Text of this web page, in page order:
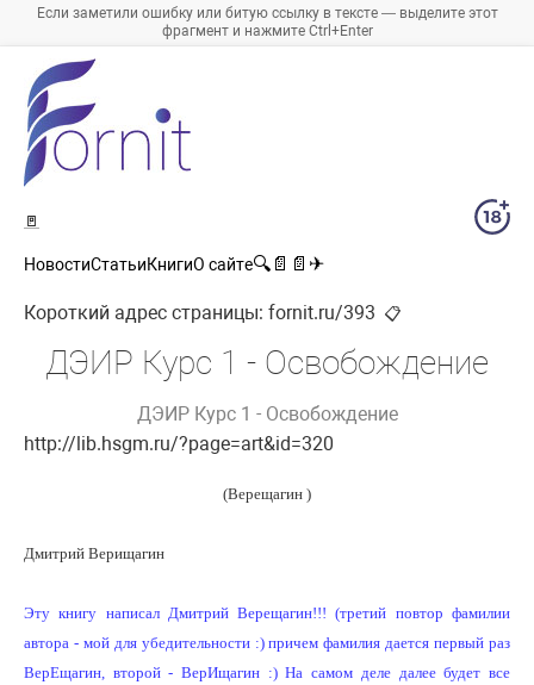
Если заметили ошибку или битую ссылку в тексте — выделите этот
фрагмент и нажмите Ctrl+Enter
🚪
НовостиСтатьиКнигиО сайте🔍 📄 📄 ✈
Короткий адрес страницы: fornit.ru/393 📋
ДЭИР Курс 1 - Освобождение
ДЭИР Курс 1 - Освобождение
http://lib.hsgm.ru/?page=art&id=320
(Верещагин )
Дмитрий Верищагин
Эту книгу написал Дмитрий Верещагин!!! (третий повтор фамилии
автора - мой для убедительности :) причем фамилия дается первый раз
ВерЕщагин, второй - ВерИщагин :) На самом деле далее будет все